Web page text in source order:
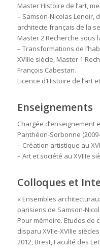
Master Histoire de l’art,
– Samson-Nicolas Lenoir,
architecte français de la
Master 2 Recherche sous
– Transformations de
XVIIIe siècle, Master 1
François Cabestan.
Licence d’Histoire de l’art
Enseignements
Chargée d’enseignement
Panthéon-Sorbonne
– Création artistique au
– Art et société au XVIIIe
Colloques et
« Ensembles
parisiens de Samson-
Pour mémoire. Etudes de
disparu XVIIe-XVIIIe siècles
2012, Brest, Faculté des